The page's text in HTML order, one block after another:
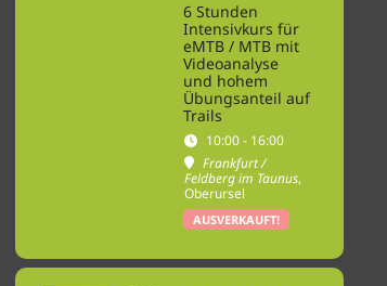
6 Stunden
Intensivkurs für
eMTB / MTB mit
Videoanalyse
und hohem
Übungsanteil auf
Trails
10:00 - 16:00
Frankfurt /
Feldberg im Taunus,
Oberursel
AUSVERKAUFT!